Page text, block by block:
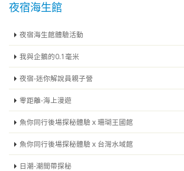
夜宿海生館
夜宿海生館體驗活動
我與企鵝的0.1毫米
夜宿-迷你解說員親子營
零距離-海上漫遊
魚你同行後場探秘體驗ｘ珊瑚王國館
魚你同行後場探秘體驗ｘ台灣水域館
日潮-潮間帶探秘